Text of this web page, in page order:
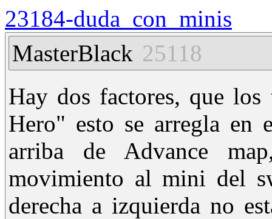
23184-duda_con_minis
MasterBlack 25118
Hay dos factores, que
Hero" esto se arregla en
arriba de Advance
movimiento al mini del
derecha a izquierda no